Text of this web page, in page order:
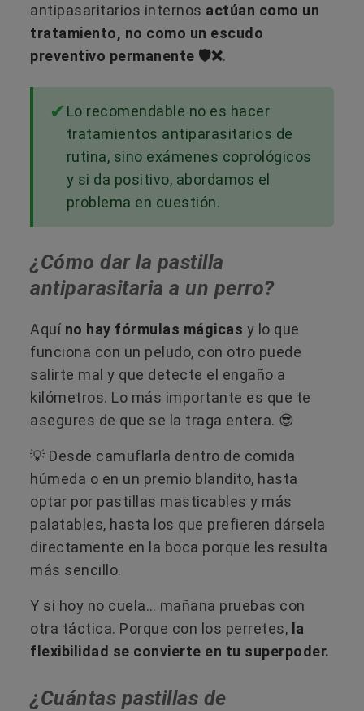
antipasaritarios internos actúan como un
tratamiento, no como un escudo
preventivo permanente 🛡️❌.
Lo recomendable no es hacer
tratamientos antiparasitarios de
rutina, sino exámenes coprológicos
y si da positivo, abordamos el
problema en cuestión.
¿Cómo dar la pastilla
antiparasitaria a un perro?
Aquí no hay fórmulas mágicas y lo que
funciona con un peludo, con otro puede
salirte mal y que detecte el engaño a
kilómetros. Lo más importante es que te
asegures de que se la traga entera. 😎
💡 Desde camuflarla dentro de comida
húmeda o en un premio blandito, hasta
optar por pastillas masticables y más
palatables, hasta los que prefieren dársela
directamente en la boca porque les resulta
más sencillo.
Y si hoy no cuela… mañana pruebas con
otra táctica. Porque con los perretes, la
flexibilidad se convierte en tu superpoder.
¿Cuántas pastillas de